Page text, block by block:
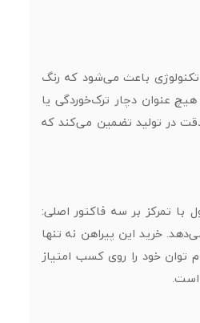
باعث می‌شود که رنگ
عنوان دچار ترک‌خوردگی یا
در تولید تضمین می‌کند که
خرید این پیراهن نه تنها
توان خود را روی کسب امتیاز
است.